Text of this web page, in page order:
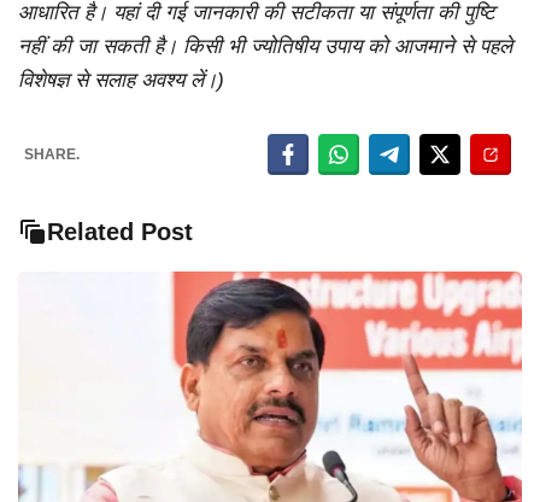
आधारित है। यहां दी गई जानकारी की सटीकता या संपूर्णता की पुष्टि
नहीं की जा सकती है। किसी भी ज्योतिषीय उपाय को आजमाने से पहले
विशेषज्ञ से सलाह अवश्य लें।)
SHARE.
Related Post